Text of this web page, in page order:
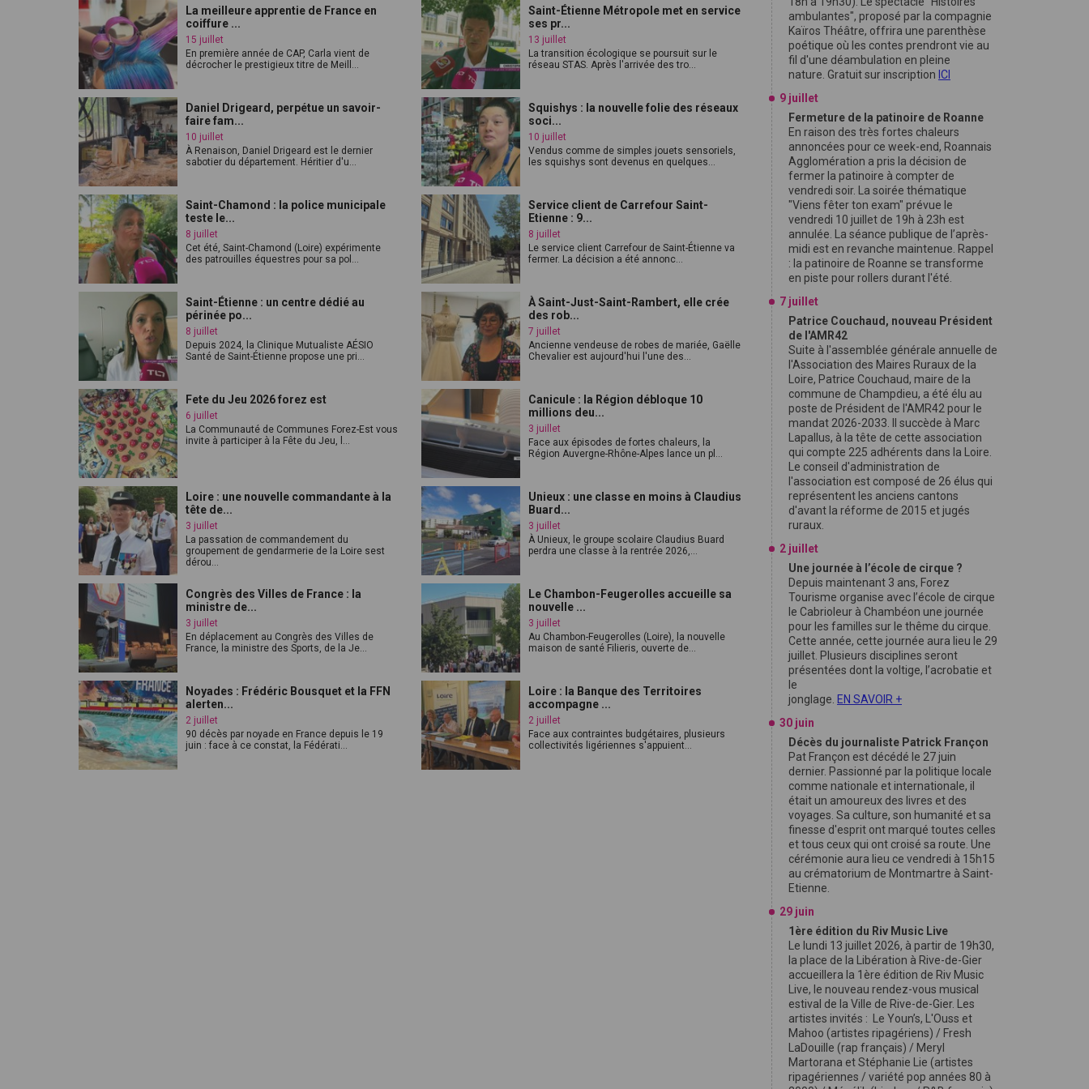
La meilleure apprentie de France en
coiffure ...
15 juillet
En première année de CAP, Carla vient de
décrocher le prestigieux titre de Meill...
Saint-Étienne Métropole met en service
ses pr...
13 juillet
La transition écologique se poursuit sur le
réseau STAS. Après l'arrivée des tro...
Daniel Drigeard, perpétue un savoir-
faire fam...
10 juillet
À Renaison, Daniel Drigeard est le dernier
sabotier du département. Héritier d'u...
Squishys : la nouvelle folie des réseaux
soci...
10 juillet
Vendus comme de simples jouets sensoriels,
les squishys sont devenus en quelques...
Saint-Chamond : la police municipale
teste le...
8 juillet
Cet été, Saint-Chamond (Loire) expérimente
des patrouilles équestres pour sa pol...
Service client de Carrefour Saint-
Etienne : 9...
8 juillet
Le service client Carrefour de Saint-Étienne va
fermer. La décision a été annonc...
Saint-Étienne : un centre dédié au
périnée po...
8 juillet
Depuis 2024, la Clinique Mutualiste AÉSIO
Santé de Saint-Étienne propose une pri...
À Saint-Just-Saint-Rambert, elle crée
des rob...
7 juillet
Ancienne vendeuse de robes de mariée, Gaëlle
Chevalier est aujourd'hui l'une des...
Fete du Jeu 2026 forez est
6 juillet
La Communauté de Communes Forez-Est vous
invite à participer à la Fête du Jeu, l...
Canicule : la Région débloque 10
millions deu...
3 juillet
Face aux épisodes de fortes chaleurs, la
Région Auvergne-Rhône-Alpes lance un pl...
Loire : une nouvelle commandante à la
tête de...
3 juillet
La passation de commandement du
groupement de gendarmerie de la Loire sest
dérou...
Unieux : une classe en moins à Claudius
Buard...
3 juillet
À Unieux, le groupe scolaire Claudius Buard
perdra une classe à la rentrée 2026,...
Congrès des Villes de France : la
ministre de...
3 juillet
En déplacement au Congrès des Villes de
France, la ministre des Sports, de la Je...
Le Chambon-Feugerolles accueille sa
nouvelle ...
3 juillet
Au Chambon-Feugerolles (Loire), la nouvelle
maison de santé Filieris, ouverte de...
Noyades : Frédéric Bousquet et la FFN
alerten...
2 juillet
90 décès par noyade en France depuis le 19
juin : face à ce constat, la Fédérati...
Loire : la Banque des Territoires
accompagne ...
2 juillet
Face aux contraintes budgétaires, plusieurs
collectivités ligériennes s'appuient...
ambulantes", proposé par la compagnie
Kaïros Théâtre, offrira une parenthèse
poétique où les contes prendront vie au
fil d'une déambulation en pleine
nature. Gratuit sur inscription ICI
9 juillet
Fermeture de la patinoire de Roanne
En raison des très fortes chaleurs
annoncées pour ce week-end, Roannais
Agglomération a pris la décision de
fermer la patinoire à compter de
vendredi soir. La soirée thématique
"Viens fêter ton exam" prévue le
vendredi 10 juillet de 19h à 23h est
annulée. La séance publique de l’après-
midi est en revanche maintenue. Rappel
: la patinoire de Roanne se transforme
en piste pour rollers durant l'été.
7 juillet
Patrice Couchaud, nouveau Président
de l'AMR42
Suite à l'assemblée générale annuelle de
l'Association des Maires Ruraux de la
Loire, Patrice Couchaud, maire de la
commune de Champdieu, a été élu au
poste de Président de l'AMR42 pour le
mandat 2026-2033. Il succède à Marc
Lapallus, à la tête de cette association
qui compte 225 adhérents dans la Loire.
Le conseil d'administration de
l'association est composé de 26 élus qui
représentent les anciens cantons
d'avant la réforme de 2015 et jugés
ruraux.
2 juillet
Une journée à l’école de cirque ?
Depuis maintenant 3 ans, Forez
Tourisme organise avec l’école de cirque
le Cabrioleur à Chambéon une journée
pour les familles sur le thême du cirque.
Cette année, cette journée aura lieu le 29
juillet. Plusieurs disciplines seront
présentées dont la voltige, l’acrobatie et
le
jonglage. EN SAVOIR +
30 juin
Décès du journaliste Patrick Françon
Pat Françon est décédé le 27 juin
dernier. Passionné par la politique locale
comme nationale et internationale, il
était un amoureux des livres et des
voyages. Sa culture, son humanité et sa
finesse d'esprit ont marqué toutes celles
et tous ceux qui ont croisé sa route. Une
cérémonie aura lieu ce vendredi à 15h15
au crématorium de Montmartre à Saint-
Etienne.
29 juin
1ère édition du Riv Music Live
Le lundi 13 juillet 2026, à partir de 19h30,
la place de la Libération à Rive-de-Gier
accueillera la 1ère édition de Riv Music
Live, le nouveau rendez-vous musical
estival de la Ville de Rive-de-Gier. Les
artistes invités : Le Youn’s, L'Ouss et
Mahoo (artistes ripagériens) / Fresh
LaDouille (rap français) / Meryl
Martorana et Stéphanie Lie (artistes
ripagériennes / variété pop années 80 à